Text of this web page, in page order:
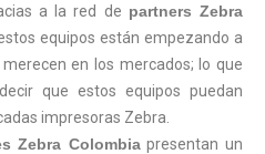
a la red de partners Zebra
equipos están empezando a
en los mercados; lo que
que estos equipos puedan
impresoras Zebra.
Zebra Colombiapresentan un